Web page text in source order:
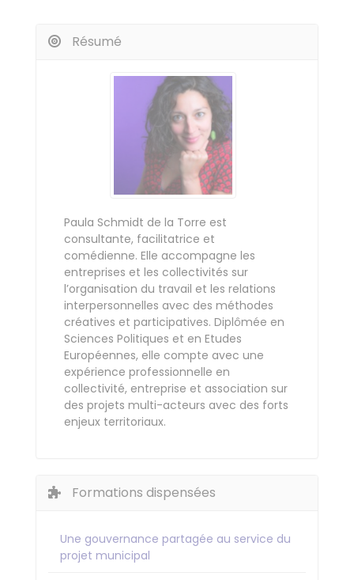
Résumé
Paula Schmidt de la Torre est
consultante, facilitatrice et
comédienne. Elle accompagne les
entreprises et les collectivités sur
l’organisation du travail et les relations
interpersonnelles avec des méthodes
créatives et participatives. Diplômée en
Sciences Politiques et en Etudes
Européennes, elle compte avec une
expérience professionnelle en
collectivité, entreprise et association sur
des projets multi-acteurs avec des forts
enjeux territoriaux.
Formations dispensées
Une gouvernance partagée au service du
projet municipal